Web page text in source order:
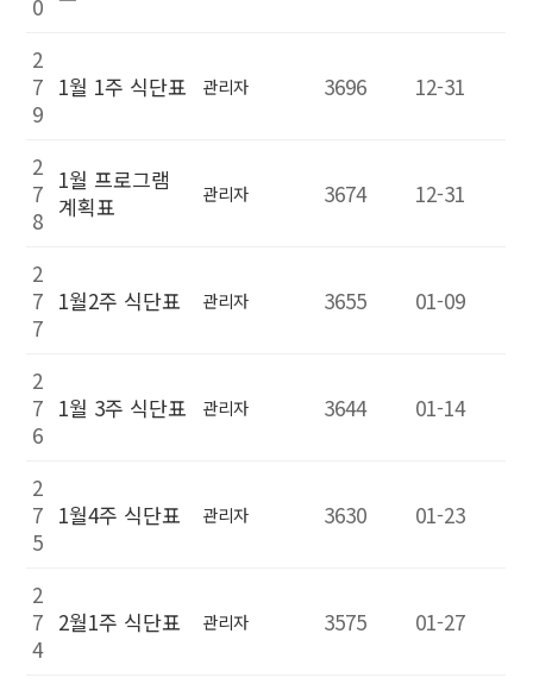
0
2
7
9
1월 1주 식단표 관리자 3696 12-31
2
7
8
1월 프로그램
계획표
관리자 3674 12-31
2
7
7
1월2주 식단표 관리자 3655 01-09
2
7
6
1월 3주 식단표 관리자 3644 01-14
2
7
5
1월4주 식단표 관리자 3630 01-23
2
7
4
2월1주 식단표 관리자 3575 01-27